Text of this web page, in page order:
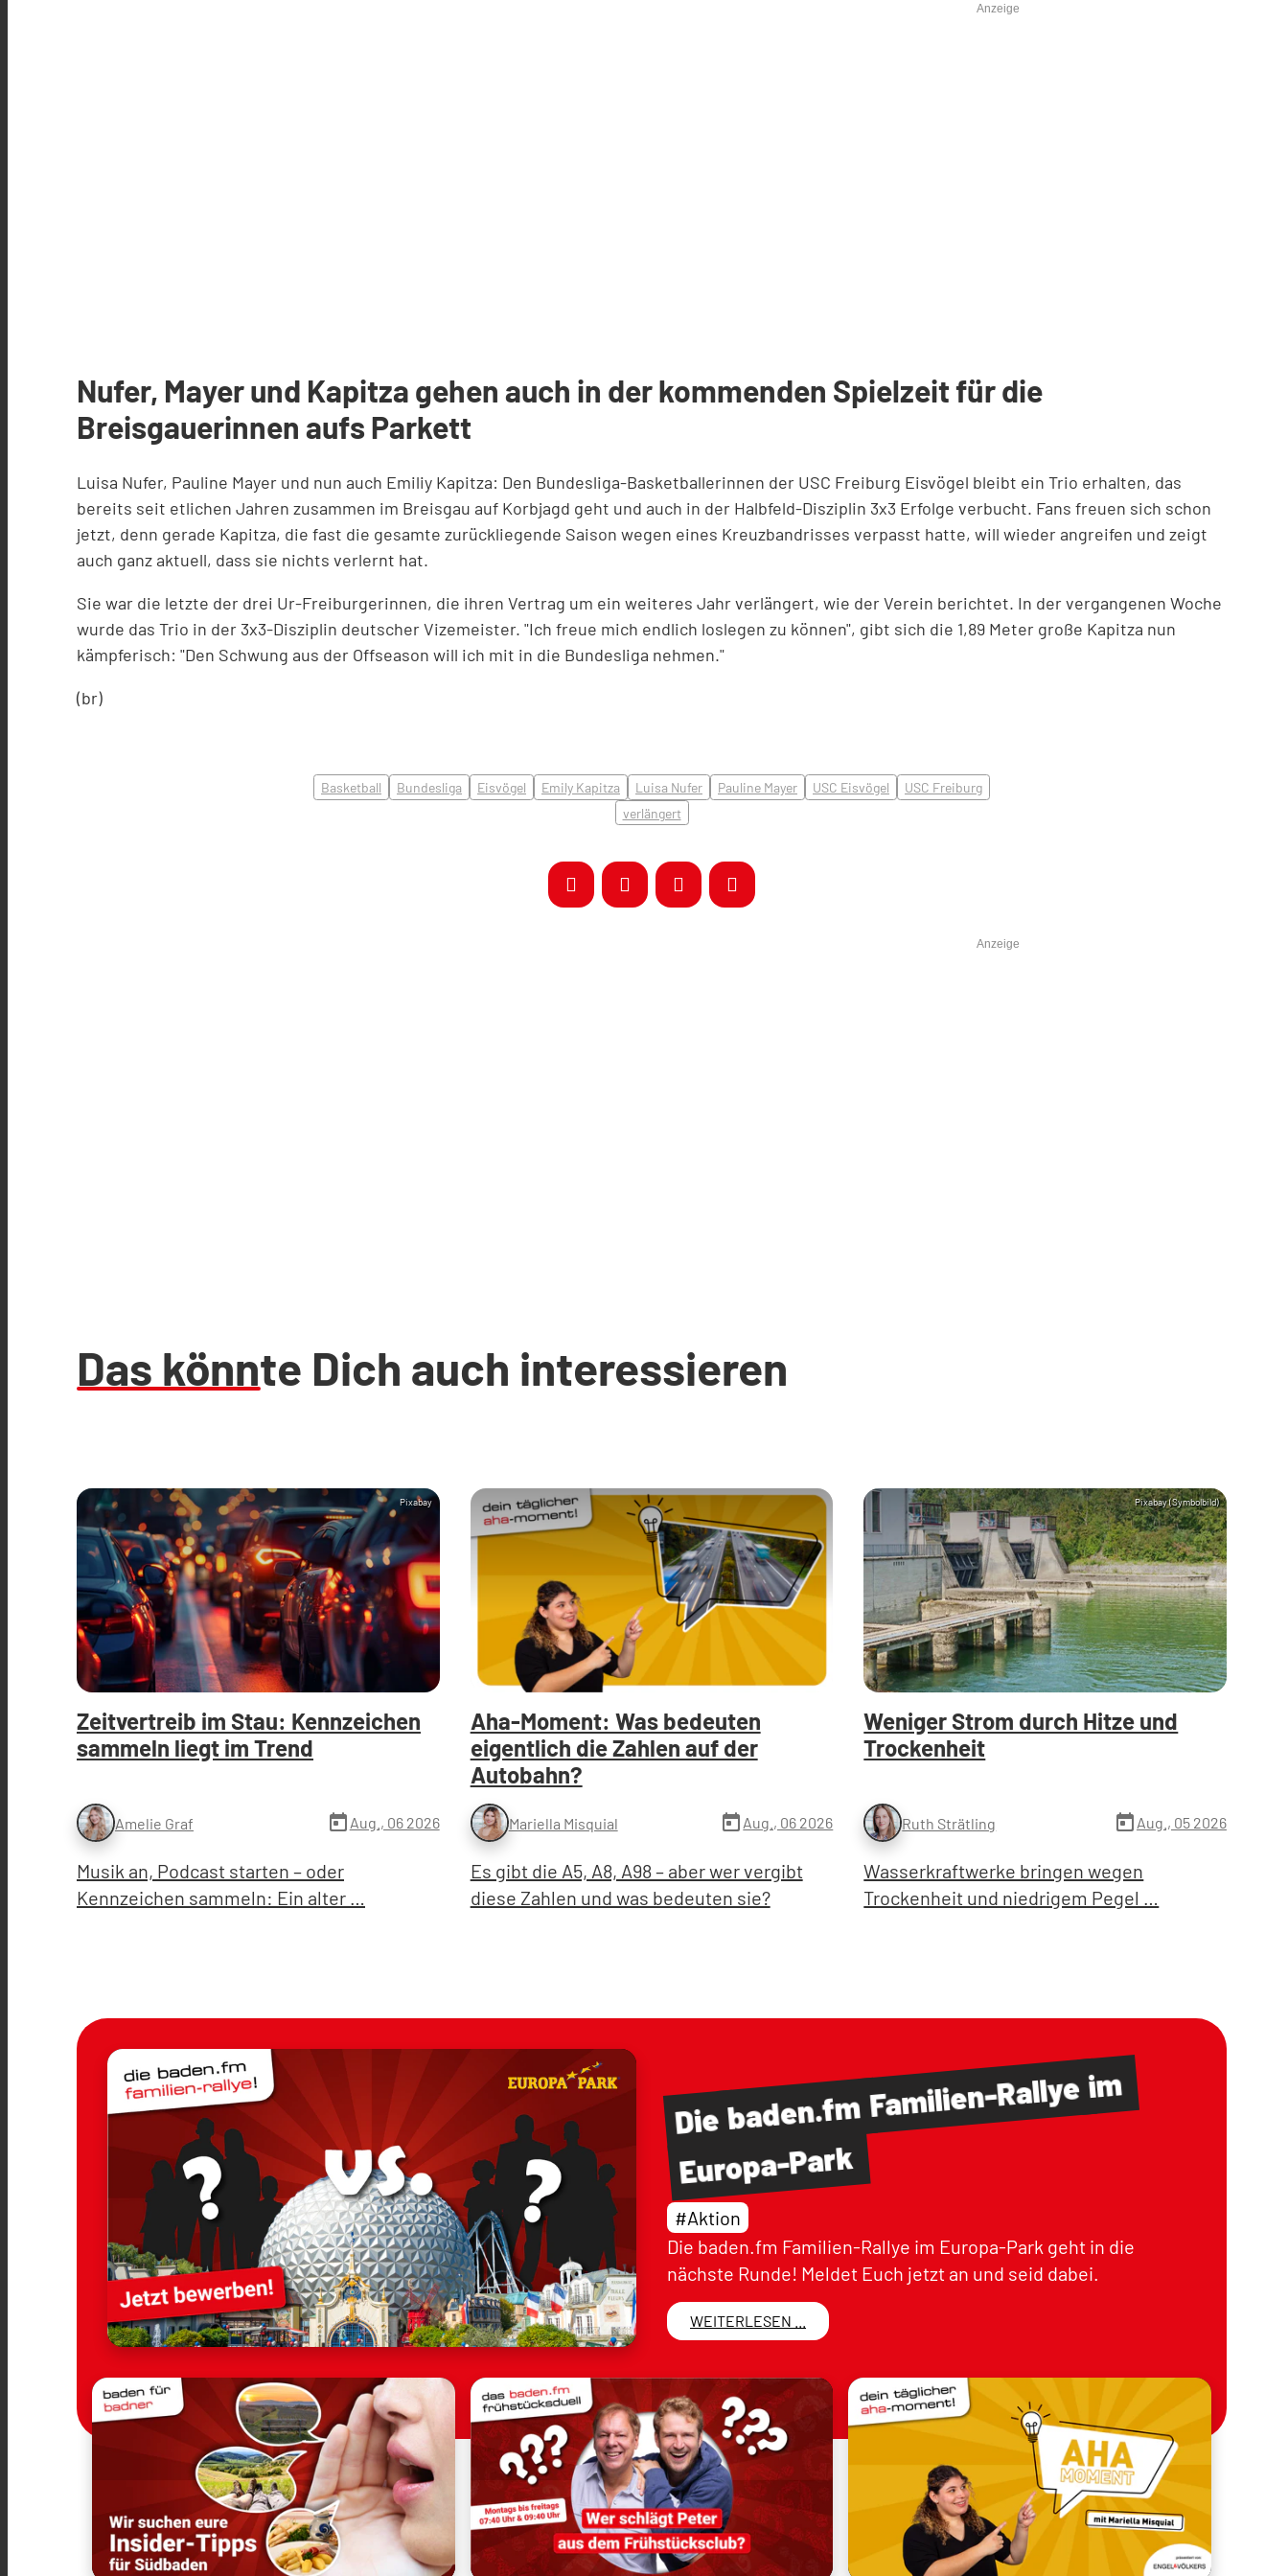
Anzeige
Nufer, Mayer und Kapitza gehen auch in der kommenden Spielzeit für die
Breisgauerinnen aufs Parkett
Luisa Nufer, Pauline Mayer und nun auch Emiliy Kapitza: Den Bundesliga-Basketballerinnen der USC Freiburg Eisvögel bleibt ein Trio erhalten, das
bereits seit etlichen Jahren zusammen im Breisgau auf Korbjagd geht und auch in der Halbfeld-Disziplin 3x3 Erfolge verbucht. Fans freuen sich schon
jetzt, denn gerade Kapitza, die fast die gesamte zurückliegende Saison wegen eines Kreuzbandrisses verpasst hatte, will wieder angreifen und zeigt
auch ganz aktuell, dass sie nichts verlernt hat.
Sie war die letzte der drei Ur-Freiburgerinnen, die ihren Vertrag um ein weiteres Jahr verlängert, wie der Verein berichtet. In der vergangenen Woche
wurde das Trio in der 3x3-Disziplin deutscher Vizemeister. "Ich freue mich endlich loslegen zu können", gibt sich die 1,89 Meter große Kapitza nun
kämpferisch: "Den Schwung aus der Offseason will ich mit in die Bundesliga nehmen."
(br)
Basketball Bundesliga Eisvögel Emily Kapitza Luisa Nufer Pauline Mayer USC Eisvögel
USC Freiburg
verlängert
Anzeige
Das könnte Dich auch interessieren
Pixabay
Zeitvertreib im Stau: Kennzeichen
sammeln liegt im Trend
Amelie Graf today Aug., 06 2026
Musik an, Podcast starten – oder
Kennzeichen sammeln: Ein alter …
Aha-Moment: Was bedeuten
eigentlich die Zahlen auf der
Autobahn?
Mariella Misquial todayAug., 06 2026
Es gibt die A5, A8, A98 – aber wer vergibt
diese Zahlen und was bedeuten sie?
Pixabay (Symbolbild)
Weniger Strom durch Hitze und
Trockenheit
Ruth Strätling today Aug., 05 2026
Wasserkraftwerke bringen wegen
Trockenheit und niedrigem Pegel …
Die baden.fmFamilien-Rallyeim
Europa-Park
#Aktion
Die baden.fm Familien-Rallye im Europa-Park geht in die
nächste Runde! Meldet Euch jetzt an und seid dabei.
WEITERLESEN ...